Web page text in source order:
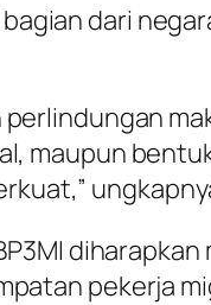
dari
maupun
pekerja